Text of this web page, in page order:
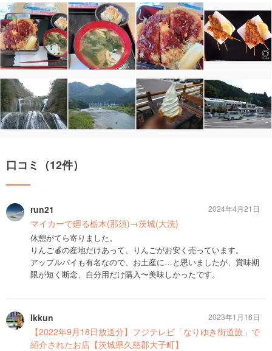
口コミ（12件）
run21
マイカーで廻る栃木(那須)→茨城(大洗)
休憩がてら寄りました。
りんご🍎の産地だけあって、りんごがお安く売っています。
アップルパイも有名なので、お土産に…と思いましたが、賞味期
限が短く断念、自分用だけ購入〜美味しかったです。
2024年4月21日
Ikkun
【2022年9月18日放送分】フジテレビ「なりゆき街道旅」で
紹介されたお店【茨城県久慈郡大子町】
2023年1月16日